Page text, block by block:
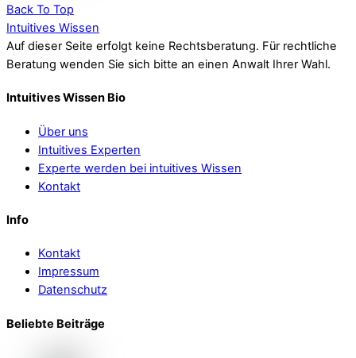
Back To Top
Intuitives Wissen
Auf dieser Seite erfolgt keine Rechtsberatung. Für rechtliche
Beratung wenden Sie sich bitte an einen Anwalt Ihrer Wahl.
Intuitives Wissen Bio
Über uns
Intuitives Experten
Experte werden bei intuitives Wissen
Kontakt
Info
Kontakt
Impressum
Datenschutz
Beliebte Beiträge